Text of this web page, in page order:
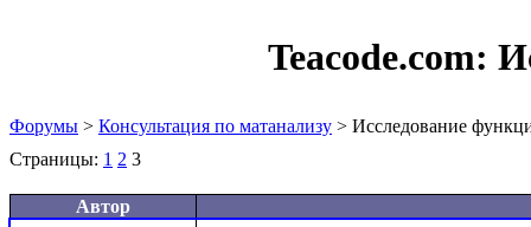
Teacode.com:
Форумы > Консультация по матанализу > Исследование
Страницы: 1 2 3
Автор